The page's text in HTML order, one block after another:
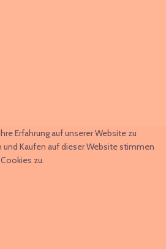
Erfahrung auf unserer Website zu
und Kaufen auf dieser Website stimmen
zu.